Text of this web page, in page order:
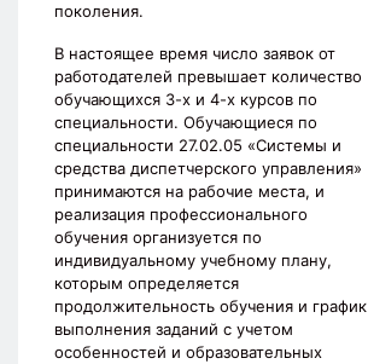
поколения.
В настоящее время число заявок от
работодателей превышает количество
обучающихся 3-х и 4-х курсов по
специальности. Обучающиеся по
специальности 27.02.05 «Системы и
средства диспетчерского управления»
принимаются на рабочие места, и
реализация профессионального
обучения организуется по
индивидуальному учебному плану,
которым определяется
продолжительность обучения и график
выполнения заданий с учетом
особенностей и образовательных